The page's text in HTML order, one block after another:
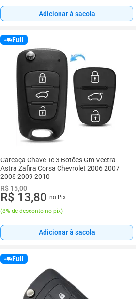
Adicionar à sacola
Full
Carcaça Chave Tc 3 Botões Gm Vectra
Astra Zafira Corsa Chevrolet 2006 2007
2008 2009 2010
R$ 15,00
R$ 13,80 no Pix
(8% de desconto no pix)
Adicionar à sacola
Full